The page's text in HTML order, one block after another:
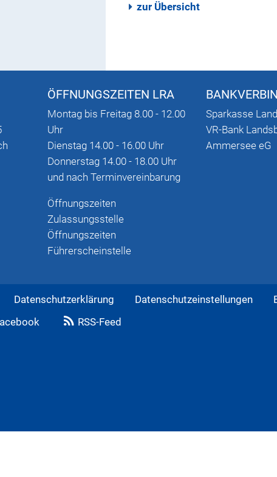
zur Übersicht
ÖFFNUNGSZEITEN LRA
Montag bis Freitag 8.00 - 12.00
Uhr
Dienstag 14.00 - 16.00 Uhr
Donnerstag 14.00 - 18.00 Uhr
und nach Terminvereinbarung
Öffnungszeiten
Zulassungsstelle
Öffnungszeiten
Führerscheinstelle
Sparkasse
VR-Bank
Ammersee eG
Datenschutzerklärung Datenschutzeinstellungen
RSS-Feed